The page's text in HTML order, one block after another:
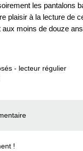
les pantalons
plaisir à la lecture de
moins de douze
- lecteur régulier
!